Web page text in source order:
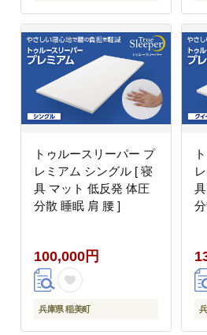
トゥルースリーパー プ
レミアム シングル [ 寝
具 マット 低反発 体圧
分散 睡眠 肩 腰 ]
100,000円
兵庫県 稲美町